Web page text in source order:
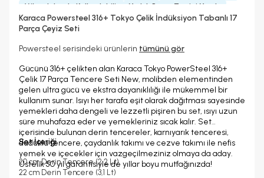
Mikrodalgada Kullanılabilir
Hayır
Yedek Parça Temini Yapılır
Evet
Garanti Yılı
Koleksiyonlar
Karaca Powersteel 316+ Tokyo Çelik İndüksiyon Tabanlı 17
Parça Çeyiz Seti
Powersteel serisindeki ürünlerin tümünü gör
Gücünü 316+ çelikten alan Karaca Tokyo PowerSteel 316+
Çelik 17 Parça Tencere Seti New, molibden elementinden
gelen ultra gücü ve ekstra dayanıklılığı ile mükemmel bir
kullanım sunar. Isıyı her tarafa eşit olarak dağıtması sayesinde
yemekleri daha dengeli ve lezzetli pişiren bu set, ısıyı uzun
süre muhafaza eder ve yemekleriniz sıcak kalır. Set
içerisinde bulunan derin tencereler, karnıyarık tenceresi,
düdüklü tencere, çaydanlık takımı ve cezve takımı ile nefis
yemek ve içecekler için vazgeçilmeziniz olmaya da aday.
Üstelik 50 yıl garantisiyle de yıllar boyu mutfağınızda!
Set İçeriği
20 cm Derin Tencere (2,2 Lt)
22 cm Derin Tencere (3,1 Lt)